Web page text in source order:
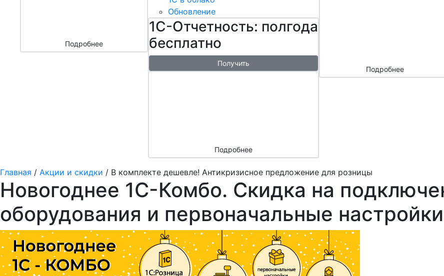
Подробнее
Обновление
1С-Отчетность: полгода
бесплатно
Получить
Подробнее
Подробнее
Главная / Акции и скидки / В комплекте дешевле! Антикризисное предложение для розницы
Новогоднее 1С-Комбо. Скидка на
оборудования и первоначальные